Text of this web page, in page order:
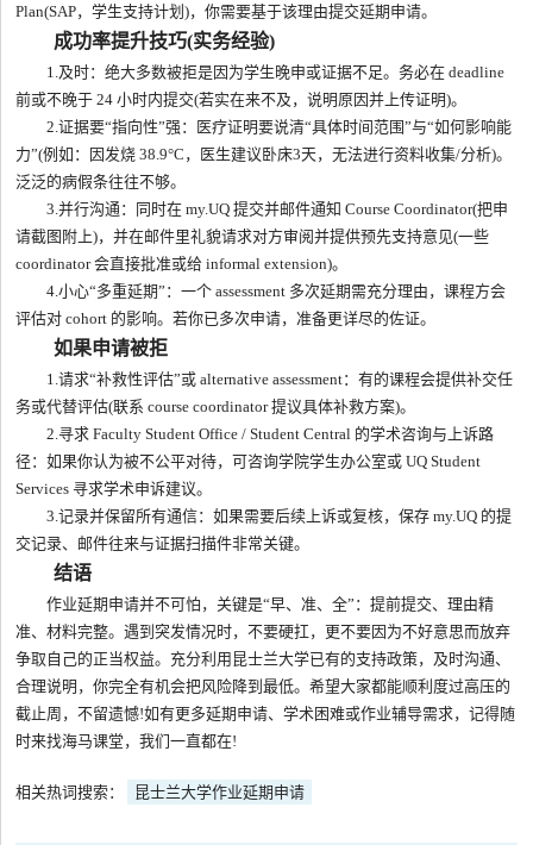
Plan(SAP，学生支持计划)，你需要基于该理由提交延期申请。
成功率提升技巧(实务经验)
1.及时：绝大多数被拒是因为学生晚申或证据不足。务必在 deadline
前或不晚于 24 小时内提交(若实在来不及，说明原因并上传证明)。
2.证据要“指向性”强：医疗证明要说清“具体时间范围”与“如何影响能
力”(例如：因发烧 38.9°C，医生建议卧床3天，无法进行资料收集/分析)。
泛泛的病假条往往不够。
3.并行沟通：同时在 my.UQ 提交并邮件通知 Course Coordinator(把申
请截图附上)，并在邮件里礼貌请求对方审阅并提供预先支持意见(一些
coordinator 会直接批准或给 informal extension)。
4.小心“多重延期”：一个 assessment 多次延期需充分理由，课程方会
评估对 cohort 的影响。若你已多次申请，准备更详尽的佐证。
如果申请被拒
1.请求“补救性评估”或 alternative assessment：有的课程会提供补交任
务或代替评估(联系 course coordinator 提议具体补救方案)。
2.寻求 Faculty Student Office / Student Central 的学术咨询与上诉路
径：如果你认为被不公平对待，可咨询学院学生办公室或 UQ Student
Services 寻求学术申诉建议。
3.记录并保留所有通信：如果需要后续上诉或复核，保存 my.UQ 的提
交记录、邮件往来与证据扫描件非常关键。
结语
作业延期申请并不可怕，关键是“早、准、全”：提前提交、理由精
准、材料完整。遇到突发情况时，不要硬扛，更不要因为不好意思而放弃
争取自己的正当权益。充分利用昆士兰大学已有的支持政策，及时沟通、
合理说明，你完全有机会把风险降到最低。希望大家都能顺利度过高压的
截止周，不留遗憾!如有更多延期申请、学术困难或作业辅导需求，记得随
时来找海马课堂，我们一直都在!
相关热词搜索： 昆士兰大学作业延期申请